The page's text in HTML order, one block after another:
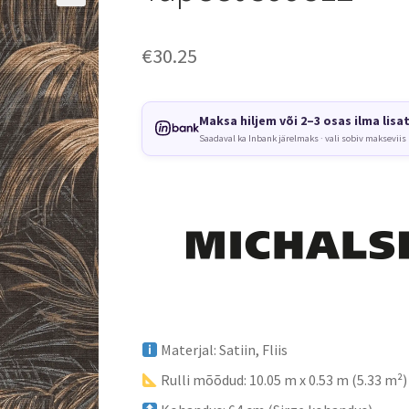
€30.25
Maksa hiljem või 2–3 osas ilma
Saadaval ka Inbank järelmaks · vali sobiv makseviis
Materjal: Satiin, Fliis
Rulli mõõdud: 10.05 m x 0.53 m (5.33 m²)